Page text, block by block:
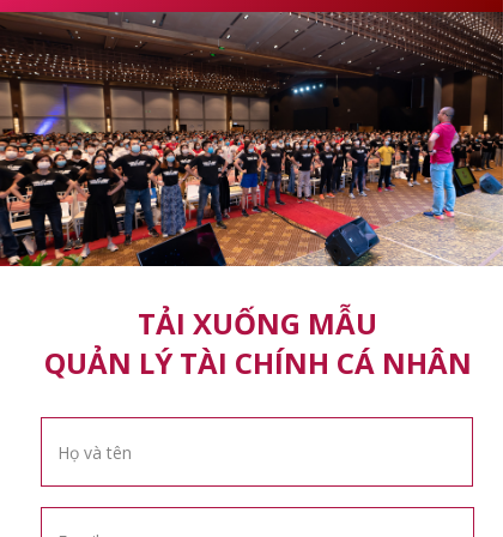
TẢI XUỐNG MẪU
QUẢN LÝ TÀI CHÍNH CÁ NHÂN